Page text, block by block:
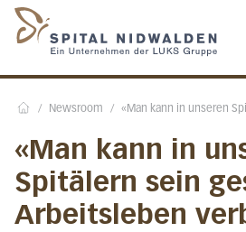
/ Newsroom / «Man kann in unseren
«Man kann in
Spitälern sein
Arbeitsleben